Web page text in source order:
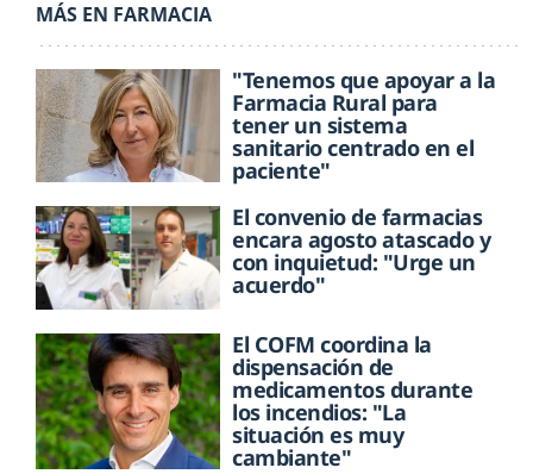
MÁS EN FARMACIA
"Tenemos que apoyar a la
Farmacia Rural para
tener un sistema
sanitario centrado en el
paciente"
El convenio de farmacias
encara agosto atascado y
con inquietud: "Urge un
acuerdo"
El COFM coordina la
dispensación de
medicamentos durante
los incendios: "La
situación es muy
cambiante"